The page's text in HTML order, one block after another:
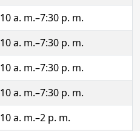
10 a. m.–7:30 p. m.
10 a. m.–7:30 p. m.
10 a. m.–7:30 p. m.
10 a. m.–7:30 p. m.
10 a. m.–2 p. m.